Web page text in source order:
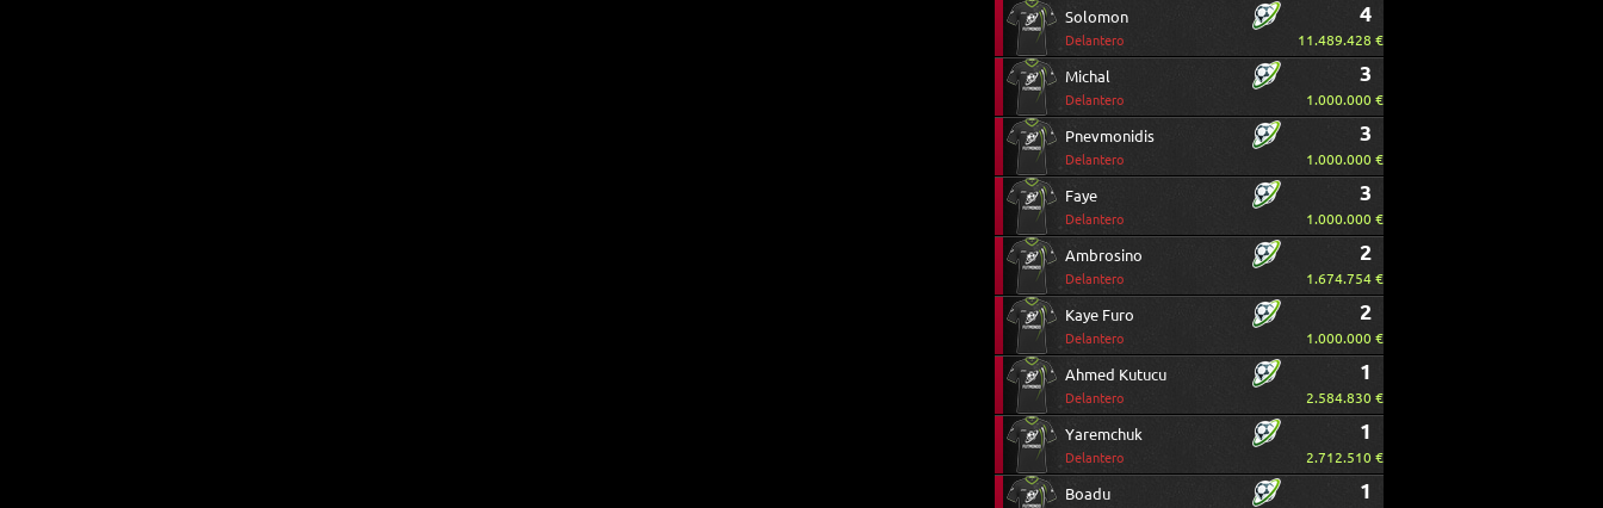
Solomon
Delantero
4
11.489.428 €
Michal
Delantero
3
1.000.000 €
Pnevmonidis
Delantero
3
1.000.000 €
Faye
Delantero
3
1.000.000 €
Ambrosino
Delantero
2
1.674.754 €
Kaye Furo
Delantero
2
1.000.000 €
Ahmed Kutucu
Delantero
1
2.584.830 €
Yaremchuk
Delantero
1
2.712.510 €
Boadu 1